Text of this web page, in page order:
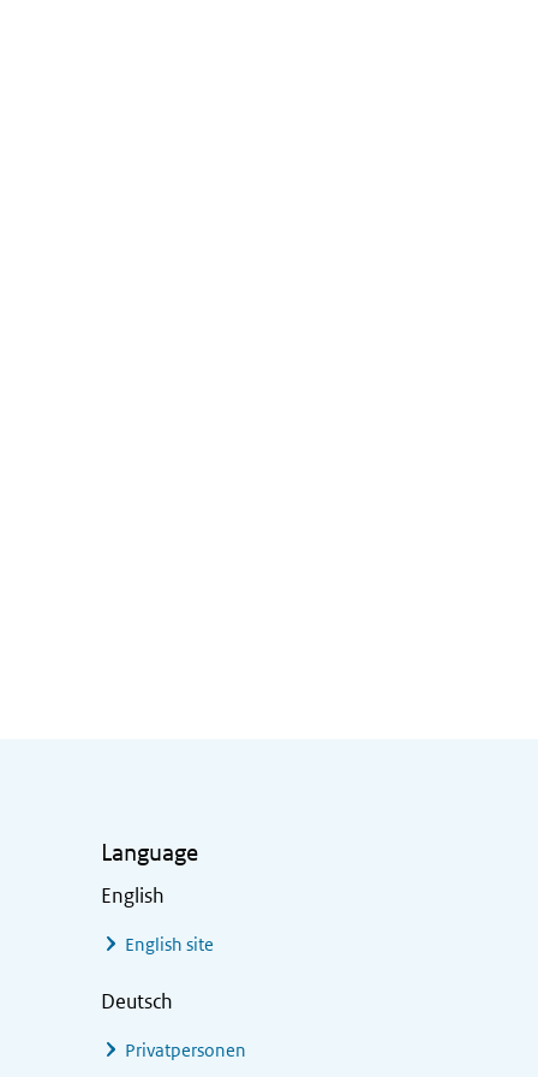
Language
English
English site
Deutsch
Privatpersonen